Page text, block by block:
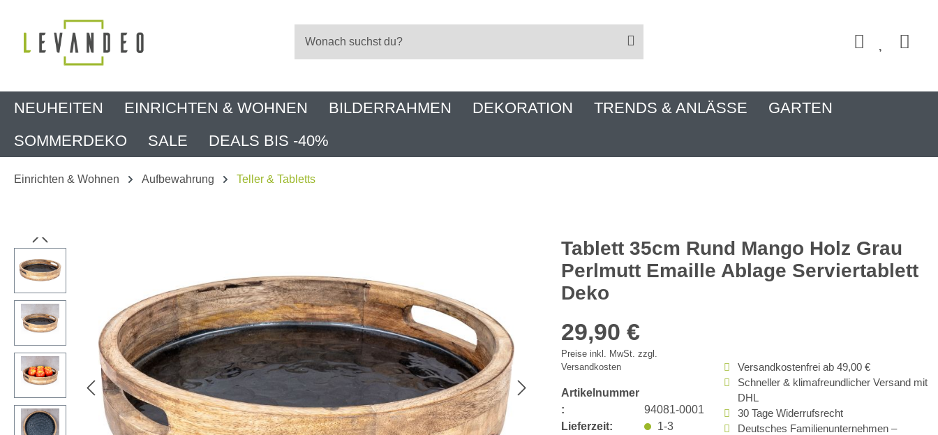
NEUHEITEN EINRICHTEN & WOHNEN BILDERRAHMEN DEKORATION TRENDS & ANLÄSSE
GARTEN
SOMMERDEKO
SALE DEALS BIS -40%
Einrichten & Wohnen Aufbewahrung Teller & Tabletts
Bildergalerie überspringen
Tablett 35cm Rund Mango Holz Grau
Perlmutt Emaille Ablage Serviertablett
Deko
29,90 €
Preise inkl. MwSt. zzgl.
Versandkosten
Artikelnummer
:
94081-0001
Lieferzeit:
1-3
Versandkostenfrei ab 49,00 €
Schneller & klimafreundlicher Versand mit
DHL
30 Tage Widerrufsrecht
Deutsches Familienunternehmen –